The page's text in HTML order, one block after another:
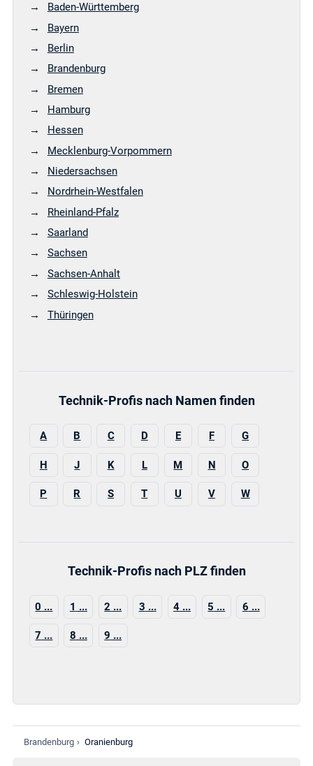
Baden-Württemberg
Bayern
Berlin
Brandenburg
Bremen
Hamburg
Hessen
Mecklenburg-Vorpommern
Niedersachsen
Nordrhein-Westfalen
Rheinland-Pfalz
Saarland
Sachsen
Sachsen-Anhalt
Schleswig-Holstein
Thüringen
Technik-Profis nach Namen finden
A B C D E F G
H J K L M N O
P R S T U V W
Technik-Profis nach PLZ finden
0 1 2 3 4 5 6
7 8 9
Brandenburg › Oranienburg